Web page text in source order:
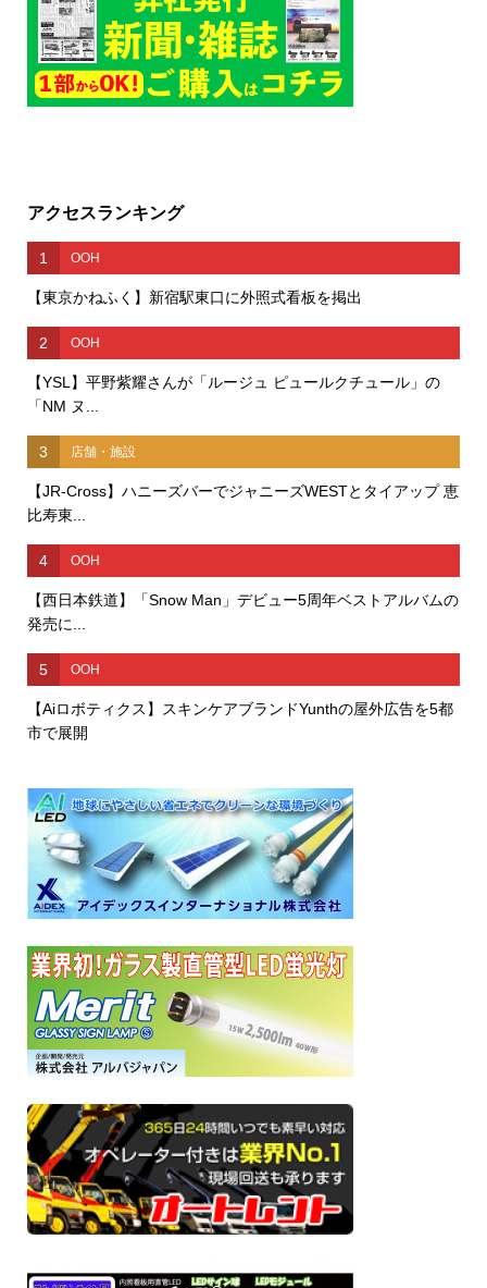
アクセスランキング
1 OOH
【東京かねふく】新宿駅東口に外照式看板を掲出
2 OOH
【YSL】平野紫耀さんが「ルージュ ピュールクチュール」の
「NM ヌ...
3 店舗・施設
【JR-Cross】ハニーズバーでジャニーズWESTとタイアップ 恵
比寿東...
4 OOH
【西日本鉄道】「Snow Man」デビュー5周年ベストアルバムの
発売に...
5 OOH
【Aiロボティクス】スキンケアブランドYunthの屋外広告を5都
市で展開